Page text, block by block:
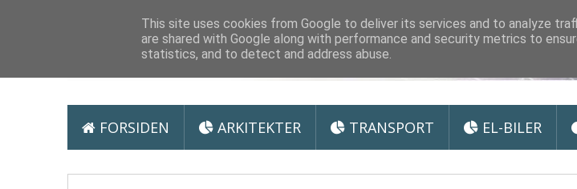
Arkitektur &
FORSIDEN ARKITEKTER TRANSPORT EL-BILER
This site uses cookies from Google to deliver its services and to analyze
are shared with Google along with performance and security metrics to
statistics, and to detect and address abuse.